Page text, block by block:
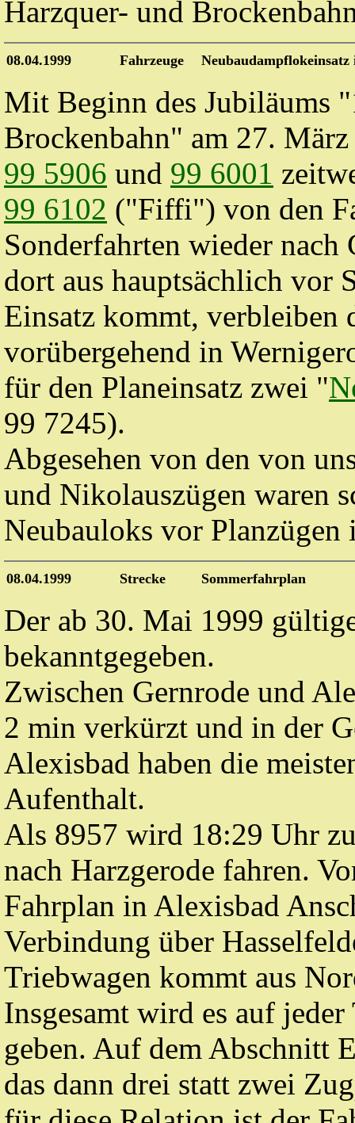
Harzquer- und
08.04.1999 Fahrzeuge Neubaudampflokeinsatz
Mit Beginn des Jubiläums
Brockenbahn" am 27.
99 5906 und 99 6001
99 6102 ("Fiffi") von den
Sonderfahrten wieder
dort aus hauptsächlich vor
Einsatz kommt, verbleiben
vorübergehend in
für den Planeinsatz zwei "
99 7245).
Abgesehen von den von
und Nikolauszügen waren
Neubauloks vor Planzügen
08.04.1999 Strecke Sommerfahrplan
Der ab 30. Mai 1999
bekanntgegeben.
Zwischen Gernrode und
2 min verkürzt und in der
Alexisbad haben die
Aufenthalt.
Als 8957 wird 18:29 Uhr
nach Harzgerode fahren.
Fahrplan in Alexisbad
Verbindung über
Triebwagen kommt aus
Insgesamt wird es auf
geben. Auf dem Abschnitt
das dann drei statt zwei